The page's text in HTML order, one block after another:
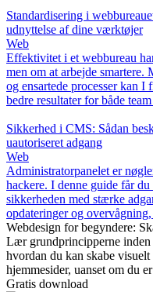
Standardisering i
udnyttelse af dine værktøjer
Web
Effektivitet i et webbureau
men om at arbejde
og ensartede processer kan
bedre resultater for både
Sikkerhed i CMS: Sådan
uautoriseret adgang
Web
Administratorpanelet er
hackere. I denne guide får
sikkerheden med stærke
opdateringer og
Webdesign for begyndere:
Lær grundprincipperne
hvordan du kan skabe
hjemmesider, uanset om du
Gratis download